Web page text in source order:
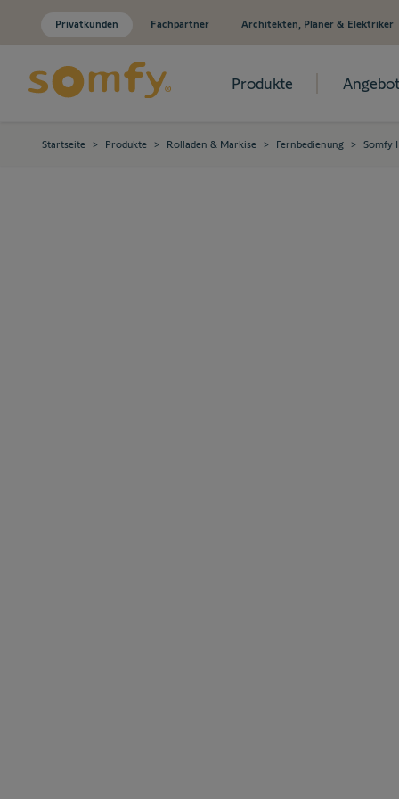
Privatkunden Fachpartner Architekten, Planer & Elektriker
Produkte
Startseite > Produkte > Rolladen & Markise > Fernbedienung > Somfy